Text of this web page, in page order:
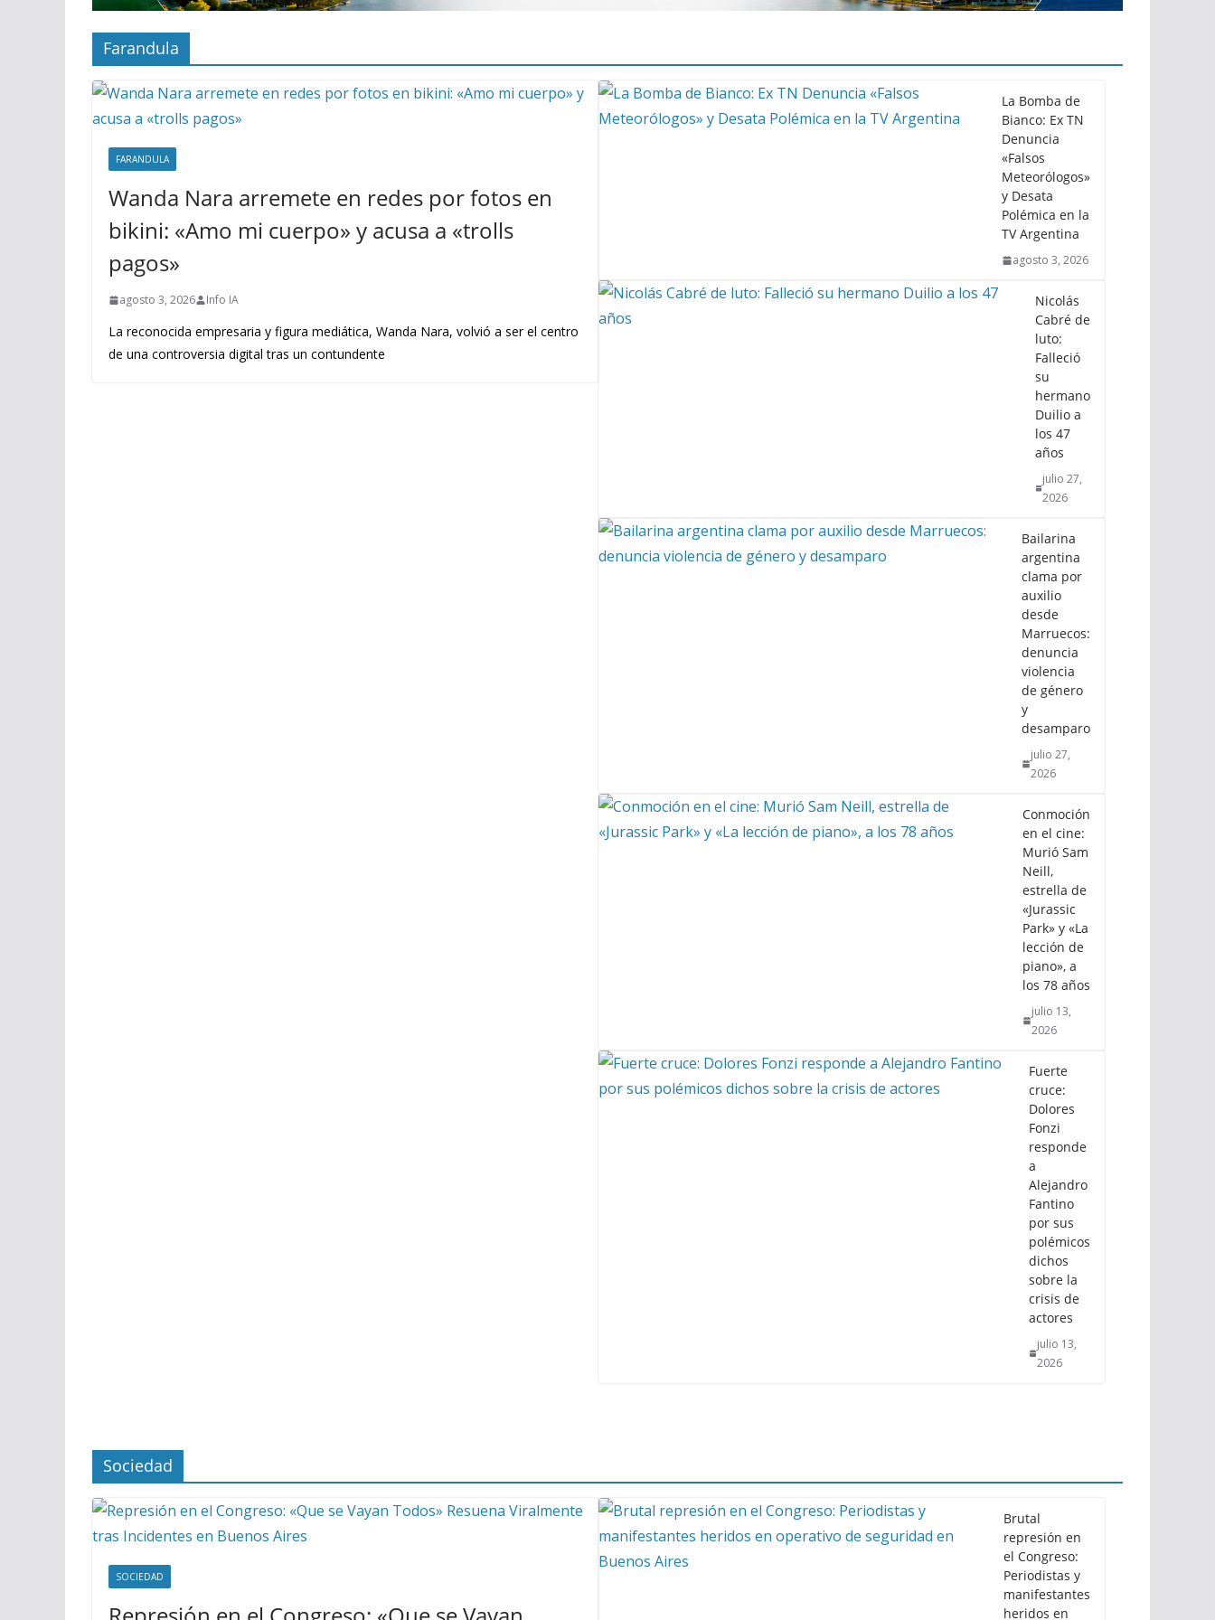
Farandula
FARANDULA
Wanda Nara arremete en redes por fotos en
bikini: «Amo mi cuerpo» y acusa a «trolls
pagos»
agosto 3, 2026 Info IA
La reconocida empresaria y figura mediática, Wanda Nara, volvió a ser el centro
de una controversia digital tras un contundente
La Bomba de
Bianco: Ex TN
Denuncia
«Falsos
Meteorólogos»
y Desata
Polémica en la
TV Argentina
agosto 3, 2026
Nicolás
Cabré de
luto:
Falleció
su
hermano
Duilio a
los 47
años
julio 27,
2026
Bailarina
argentina
clama por
auxilio
desde
Marruecos:
denuncia
violencia
de género
y
desamparo
julio 27,
2026
Conmoción
en el cine:
Murió Sam
Neill,
estrella de
«Jurassic
Park» y «La
lección de
piano», a
los 78 años
julio 13,
2026
Fuerte
cruce:
Dolores
Fonzi
responde
a
Alejandro
Fantino
por sus
polémicos
dichos
sobre la
crisis de
actores
julio 13,
2026
Sociedad
SOCIEDAD
Brutal
represión en
el Congreso:
Periodistas y
manifestantes
heridos en